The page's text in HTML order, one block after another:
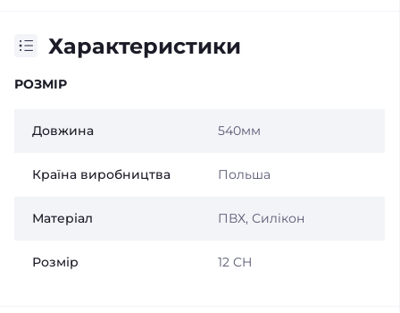
Характеристики
РОЗМІР
Довжина 540мм
Країна виробництва Польша
Матеріал ПВХ, Силікон
Розмір 12 CH